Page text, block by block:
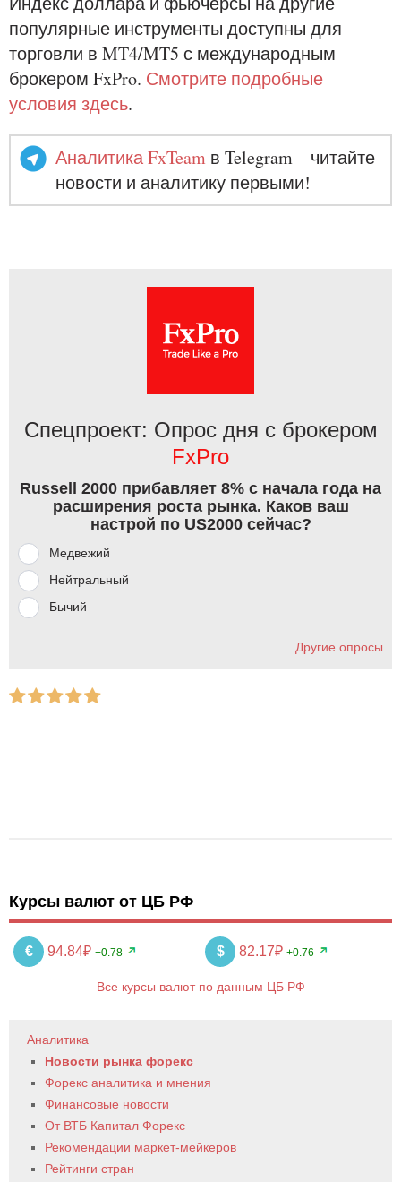
популярные инструменты доступны для
торговли в MT4/MT5 с международным
брокером FxPro. Смотрите подробные
условия здесь.
Аналитика FxTeam в Telegram – читайте
новости и аналитику первыми!
Спецпроект: Опрос дня с брокером
FxPro
Russell 2000 прибавляет 8% с начала года на
расширения роста рынка. Каков ваш
настрой по US2000 сейчас?
Медвежий
Нейтральный
Бычий
Другие опросы
Курсы валют от ЦБ РФ
€ 94.84₽ +0.78 $ 82.17₽ +0.76
Все курсы валют по данным ЦБ РФ
Аналитика
Новости рынка форекс
Форекс аналитика и мнения
Финансовые новости
От ВТБ Капитал Форекс
Рекомендации маркет-мейкеров
Рейтинги стран